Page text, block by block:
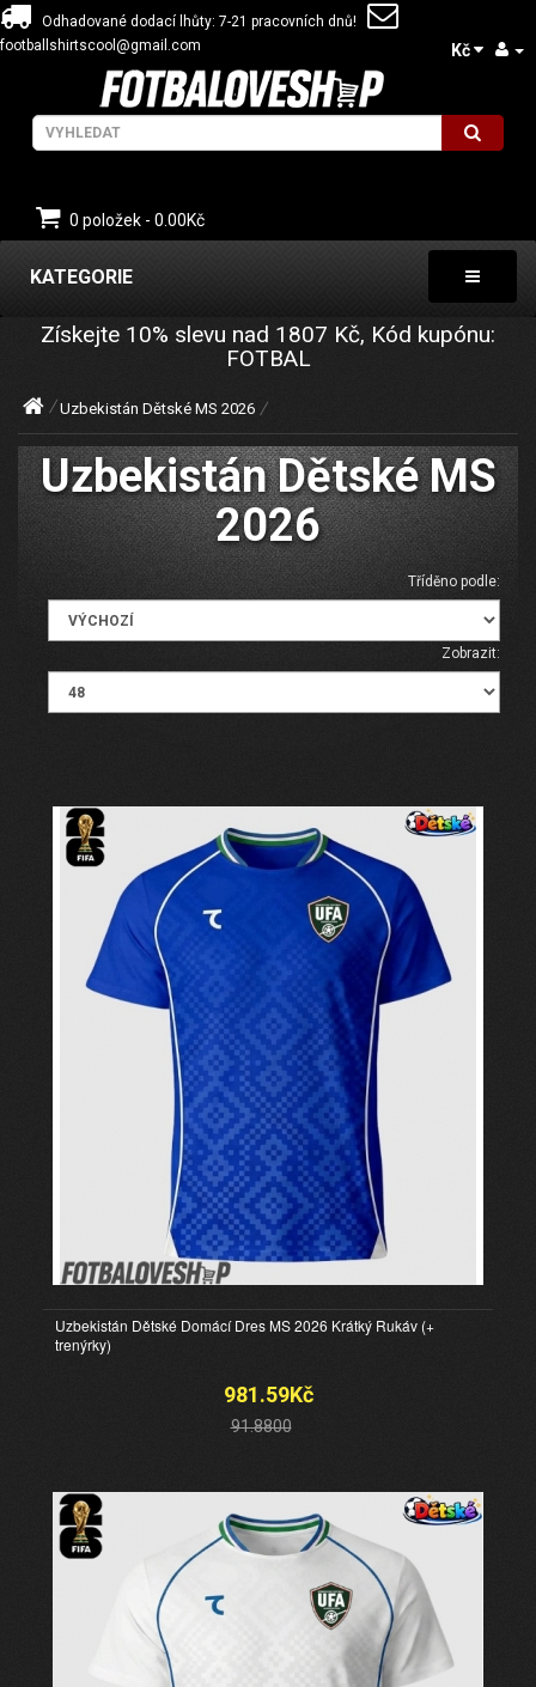
Odhadované dodací lhůty: 7-21 pracovních dnů!
footballshirtscool@gmail.com
Kč
0 položek - 0.00Kč
KATEGORIE
Získejte 10% slevu nad 1807 Kč, Kód kupónu:
FOTBAL
Uzbekistán Dětské MS 2026
Uzbekistán Dětské MS
2026
Tříděno podle:
Zobrazit:
Uzbekistán Dětské Domácí Dres MS 2026 Krátký Rukáv (+
trenýrky)
981.59Kč
91.8800